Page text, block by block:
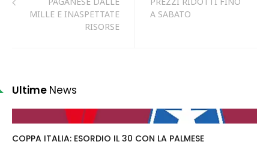
MILLE E INASPETTATE
RISORSE
A SABATO
Ultime News
COPPA ITALIA: ESORDIO IL 30 CON LA PALMESE